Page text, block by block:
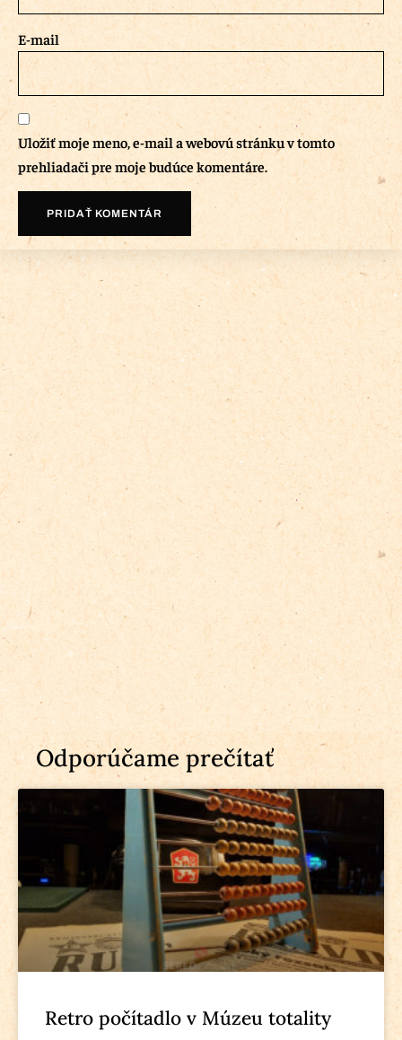
E-mail
Uložiť moje meno, e-mail a webovú stránku v tomto
prehliadači pre moje budúce komentáre.
Odporúčame prečítať
Retro počítadlo v Múzeu totality